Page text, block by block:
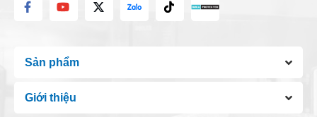
Sản phẩm
Giới thiệu